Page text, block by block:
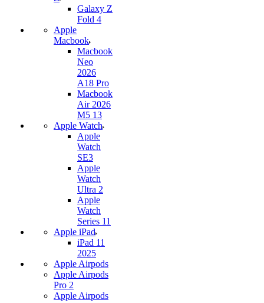
Galaxy Z
Fold 4
Apple
Macbook
Macbook
Neo
2026
A18 Pro
Macbook
Air 2026
M5 13
Apple Watch
Apple
Watch
SE3
Apple
Watch
Ultra 2
Apple
Watch
Series 11
Apple iPad
iPad 11
2025
Apple Airpods
Apple Airpods
Pro 2
Apple Airpods